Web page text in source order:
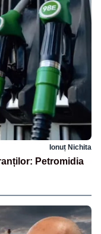
Ionuț Nichita
Petromidia